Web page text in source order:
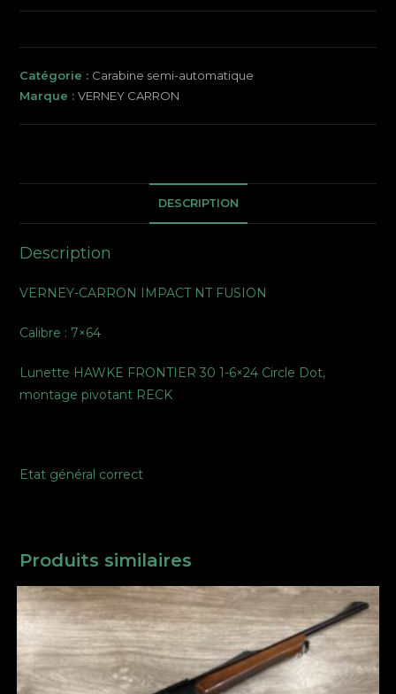
Catégorie : Carabine semi-automatique
Marque :VERNEY CARRON
DESCRIPTION
Description
VERNEY-CARRON IMPACT NT FUSION
Calibre : 7×64
Lunette HAWKE FRONTIER 30 1-6×24 Circle Dot,
montage pivotant RECK
Etat général correct
Produits similaires